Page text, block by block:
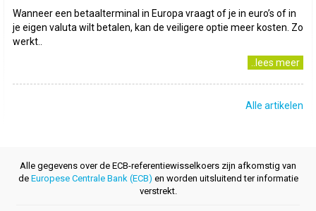
Wanneer een betaalterminal in Europa vraagt of je in euro’s of in
je eigen valuta wilt betalen, kan de veiligere optie meer kosten. Zo
werkt..
..lees meer
Alle artikelen
Alle gegevens over de ECB-referentiewisselkoers zijn afkomstig van
de Europese Centrale Bank (ECB) en worden uitsluitend ter informatie
verstrekt.